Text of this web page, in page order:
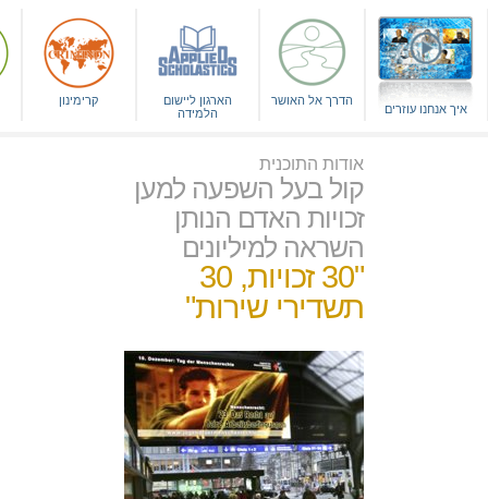
איך אנחנו עוזרים
הדרך אל האושר
הארגון ליישום
הלמידה
קרימינון
אודות התוכנית
קול בעל השפעה למען
זכויות האדם הנותן
השראה למיליונים
"30 זכויות, 30
תשדירי שירות"